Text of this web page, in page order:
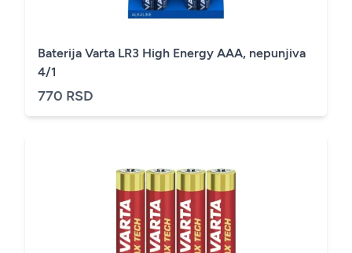
Baterija Varta LR3 High Energy AAA, nepunjiva
4/1
770 RSD